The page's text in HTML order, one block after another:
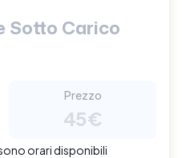
Sotto Carico
Prezzo
45€
orari disponibili